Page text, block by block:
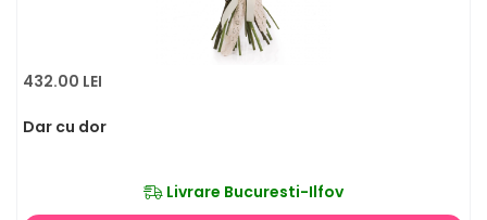
432.00 LEI
Dar cu dor
Livrare Bucuresti-Ilfov